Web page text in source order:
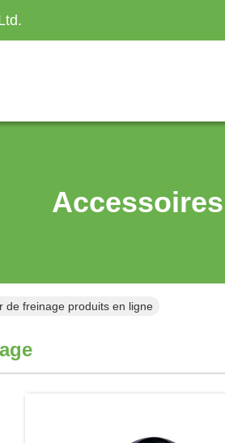
de freinage produits en ligne